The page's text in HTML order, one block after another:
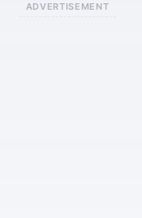
ADVERTISEMENT